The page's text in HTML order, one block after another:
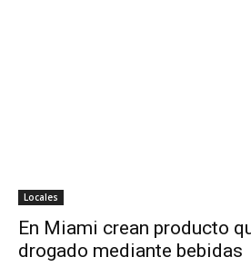
Locales
En Miami crean producto
drogado mediante bebidas